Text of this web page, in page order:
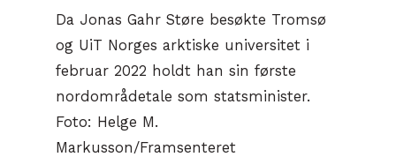
Da Jonas Gahr Støre besøkte Tromsø
og UiT Norges arktiske universitet i
februar 2022 holdt han sin første
nordområdetale som statsminister.
Foto: Helge M.
Markusson/Framsenteret